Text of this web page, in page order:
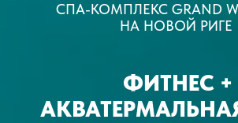
СПА-КОМПЛЕКС GRAND
НА НОВОЙ РИГЕ
ФИТНЕС +